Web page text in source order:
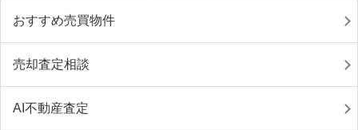
おすすめ売買物件
売却査定相談
AI不動産査定